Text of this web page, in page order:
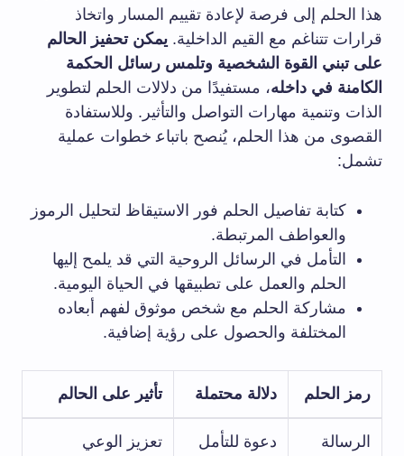
هذا الحلم إلى فرصة لإعادة تقييم المسار⁢ واتخاذ
قرارات تتناغم مع القيم الداخلية. يمكن تحفيز الحالم
على تبني القوة ⁣الشخصية وتلمس رسائل​ الحكمة
الكامنة⁣ في داخله، مستفيدًا من دلالات الحلم لتطوير
الذات‌ وتنمية مهارات التواصل والتأثير.⁢ وللاستفادة
‌القصوى من هذا الحلم، يُنصح باتباع‍ خطوات عملية
تشمل:
كتابة تفاصيل الحلم فور ⁤الاستيقاظ ⁢لتحليل الرموز
والعواطف المرتبطة.
التأمل في الرسائل الروحية التي قد يلمح إليها
الحلم والعمل‌ على تطبيقها في الحياة اليومية.
مشاركة الحلم مع شخص موثوق لفهم أبعاده
المختلفة والحصول على رؤية إضافية.
رمز الحلم دلالة⁤ محتملة تأثير على الحالم
الرسالة
دعوة ‌للتأمل
تعزيز الوعي